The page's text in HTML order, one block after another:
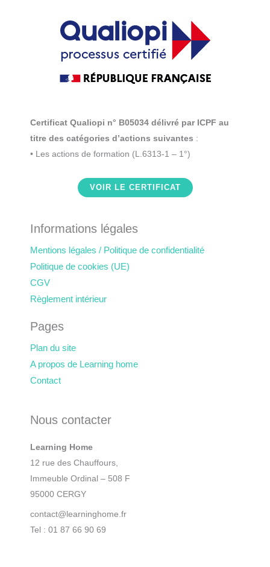
Certificat Qualiopi n° B05034 délivré par ICPF au
titre des catégories d’actions suivantes :
• Les actions de formation (L.6313-1 – 1°)
VOIR LE CERTIFICAT
Informations légales
Mentions légales / Politique de confidentialité
Politique de cookies (UE)
CGV
Règlement intérieur
Pages
Plan du site
A propos de Learning home
Contact
Nous contacter
Learning Home
12 rue des Chauffours,
Immeuble Ordinal – 508 F
95000 CERGY
contact@learninghome.fr
Tel : 01 87 66 90 69